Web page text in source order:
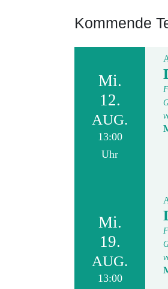
Kommende
Mi.
12.
AUG.
13:00
Uhr
Mi.
19.
AUG.
13:00